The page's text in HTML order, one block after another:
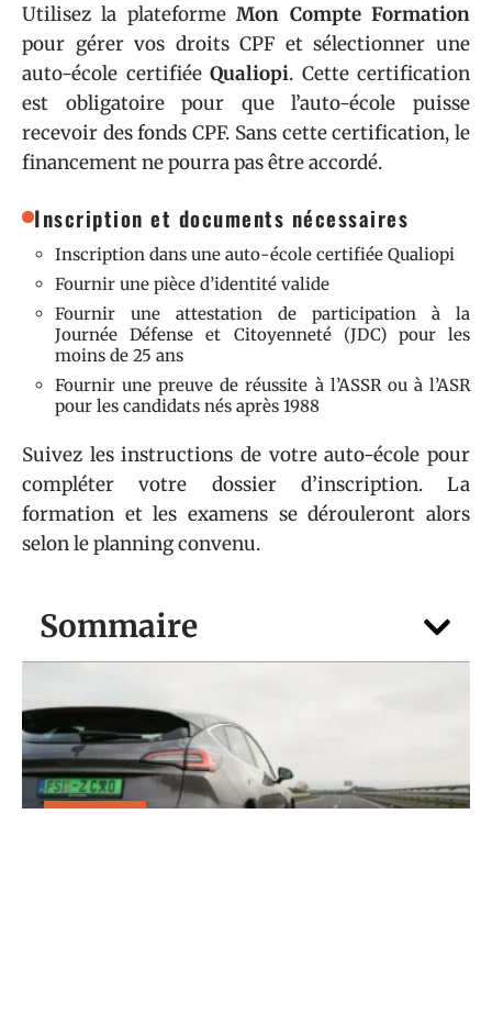
Sommaire
TRANSPORT
Utilisez la plateformeMon Compte Formation
pour gérer vos droits CPF et sélectionner une
auto-école certifiée Qualiopi. Cette certification
est obligatoire pour que l’auto-école puisse
recevoir des fonds CPF. Sans cette certification, le
financement ne pourra pas être accordé.
Inscription et documents nécessaires
Inscription dans une auto-école certifiée Qualiopi
Fournir une pièce d’identité valide
Fournir une attestation de participation à la
Journée Défense et Citoyenneté (JDC) pour les
moins de 25 ans
Fournir une preuve de réussite à l’ASSR ou à l’ASR
pour les candidats nés après 1988
Suivez les instructions de votre auto-école pour
compléter votre dossier d’inscription. La
formation et les examens se dérouleront alors
selon le planning convenu.